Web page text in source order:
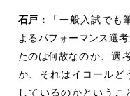
石戸 ： 「一般入試でも
よるパフォーマンス選
たのは何故なのか、選
か、それはイコールど
しているのかというこ